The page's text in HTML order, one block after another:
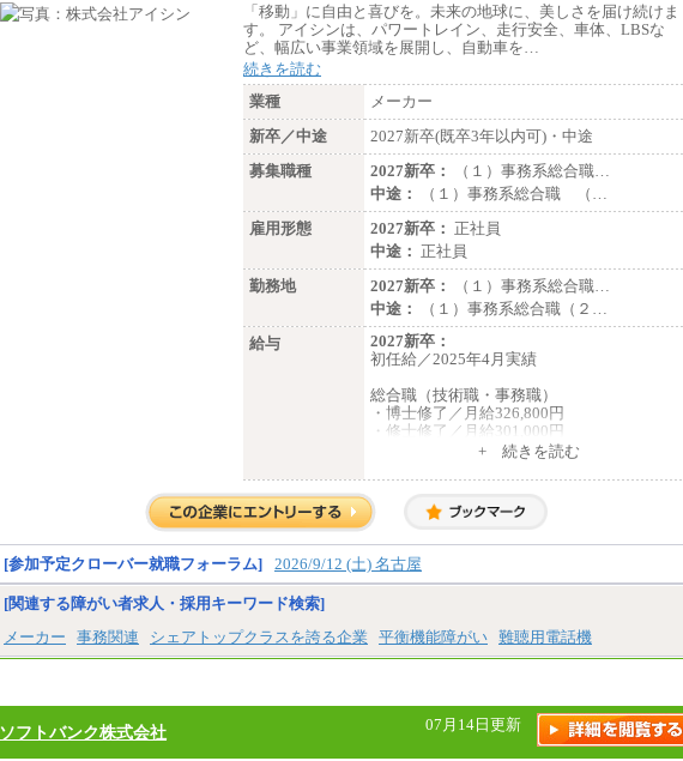
「移動」に自由と喜びを。未来の地球に、美しさを届け続けま
す。 アイシンは、パワートレイン、走行安全、車体、LBSな
ど、幅広い事業領域を展開し、自動車を…
続きを読む
業種
メーカー
新卒／中途
2027新卒(既卒3年以内可)・中途
募集職種
2027新卒：
（１）事務系総合職…
中途：
（１）事務系総合職 （…
雇用形態
2027新卒： 正社員
中途： 正社員
勤務地
2027新卒：
（１）事務系総合職…
中途：
（１）事務系総合職（２…
給与
2027新卒：
初任給／2025年4月実績
総合職（技術職・事務職）
・博士修了／月給326,800円
・修士修了／月給301,000円
・大学卒／月給282,000円
・高専卒（専攻科）／月給282,000円
・高専卒（本科）／月給256,000円
一般事務職
0円
・高専卒（専攻科）／月給206,400円
・専門卒（2年）／月給197,800円
※試用期間中も給与に変更はございません。
（１）（２）
月給：270,000円～
+ 続きを読む
[参加予定クローバー就職フォーラム] 2026/9/12 (土) 名古屋
[関連する障がい者求人・採用キーワード検索]
メーカー
事務関連 シェアトップクラスを誇る企業 平衡機能障がい 難聴用電話機
ソフトバンク株式会社 07月14日更新